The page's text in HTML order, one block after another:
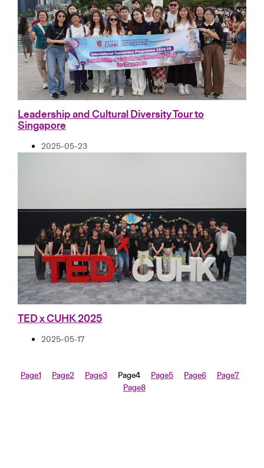
Leadership and Cultural Diversity Tour to
Singapore
2025-05-23
TED x CUHK 2025
2025-05-17
Page1 Page2 Page3 Page4 Page5 Page6 Page7
Page8